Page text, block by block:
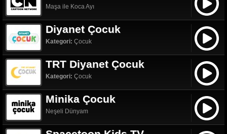
Maşa ile Koca Ayı
Diyanet Çocuk
Kategori: Çocuk
TRT Diyanet Çocuk
Kategori: Çocuk
Minika Çocuk
Neşeli Dünyam